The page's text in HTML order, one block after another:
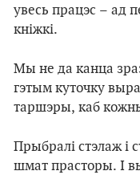
увесь працэс – ад
кніжкі.
Мы не да канца
гэтым куточку
таршэры, каб
Прыбралі стэлаж і
шмат прасторы. І